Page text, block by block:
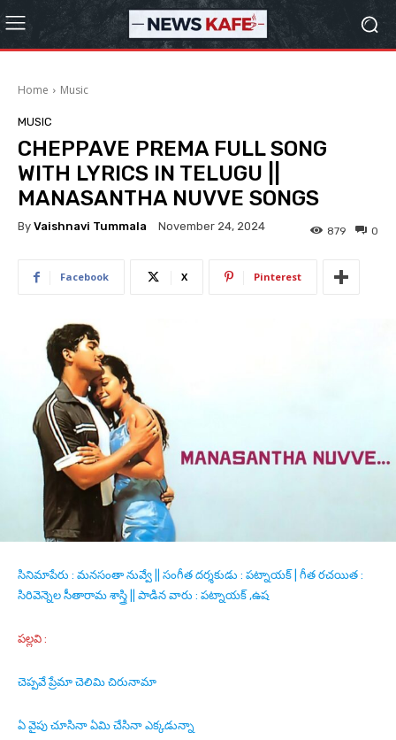
Home Music
MUSIC
CHEPPAVE PREMA FULL SONG
WITH LYRICS IN TELUGU ||
MANASANTHA NUVVE SONGS
By Vaishnavi Tummala November 24, 2024 0
879
Facebook X Pinterest
సినిమాపేరు : మనసంతా నువ్వే || సంగీత దర్శకుడు : పట్నాయక్ | గీత రచయిత :
సిరివెన్నెల సీతారామ శాస్త్రి || పాడిన వారు : పట్నాయక్ ,ఉష
పల్లవి :
చెప్పవే ప్రేమా చెలిమి చిరునామా
ఏ వైపు చూసినా ఏమి చేసినా ఎక్కడున్నా